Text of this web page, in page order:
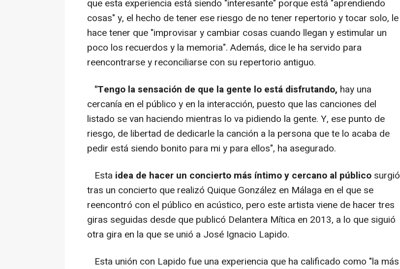
que esta experiencia está siendo "interesante" porque está "aprendiendo
cosas" y, el hecho de tener ese riesgo de no tener repertorio y tocar solo, le
hace tener que "improvisar y cambiar cosas cuando llegan y estimular un
poco los recuerdos y la memoria". Además, dice le ha servido para
reencontrarse y reconciliarse con su repertorio antiguo.
"Tengo la sensación de que la gente lo está disfrutando, hay una
cercanía en el público y en la interacción, puesto que las canciones del
listado se van haciendo mientras lo va pidiendo la gente. Y, ese punto de
riesgo, de libertad de dedicarle la canción a la persona que te lo acaba de
pedir está siendo bonito para mi y para ellos", ha asegurado.
Esta idea de hacer un concierto más íntimo y cercano al público surgió
tras un concierto que realizó Quique González en Málaga en el que se
reencontró con el público en acústico, pero este artista viene de hacer tres
giras seguidas desde que publicó Delantera Mítica en 2013, a lo que siguió
otra gira en la que se unió a José Ignacio Lapido.
Esta unión con Lapido fue una experiencia que ha calificado como "la más